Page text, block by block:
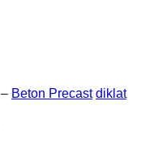
– Beton Precast diklat